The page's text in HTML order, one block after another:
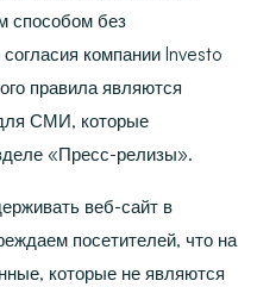
способом без
компании Investo
правила являются
СМИ, которые
«Пресс-релизы».
веб-сайт в
посетителей, что на
которые не являются